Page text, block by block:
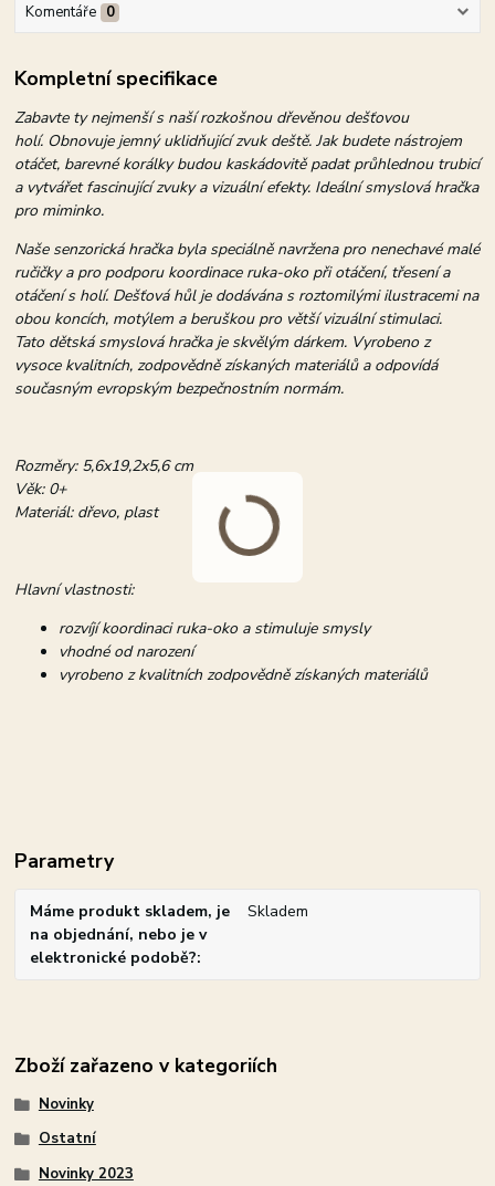
Komentáře 0
Kompletní specifikace
Zabavte ty nejmenší s naší rozkošnou dřevěnou dešťovou
holí. Obnovuje jemný uklidňující zvuk deště. Jak budete nástrojem
otáčet, barevné korálky budou kaskádovitě padat průhlednou trubicí
a vytvářet fascinující zvuky a vizuální efekty. Ideální smyslová hračka
pro miminko.
Naše senzorická hračka byla speciálně navržena pro nenechavé malé
ručičky a pro podporu koordinace ruka-oko při otáčení, třesení a
otáčení s holí. Dešťová hůl je dodávána s roztomilými ilustracemi na
obou koncích, motýlem a beruškou pro větší vizuální stimulaci.
Tato dětská smyslová hračka je skvělým dárkem. Vyrobeno z
vysoce kvalitních, zodpovědně získaných materiálů a odpovídá
současným evropským bezpečnostním normám.
Rozměry: 5,6x19,2x5,6 cm
Věk: 0+
Materiál: dřevo, plast
Hlavní vlastnosti:
rozvíjí koordinaci ruka-oko a stimuluje smysly
vhodné od narození
vyrobeno z kvalitních zodpovědně získaných materiálů
Parametry
Máme produkt skladem, je
na objednání, nebo je v
elektronické podobě?
Skladem
Zboží zařazeno v kategoriích
Novinky
Ostatní
Novinky 2023